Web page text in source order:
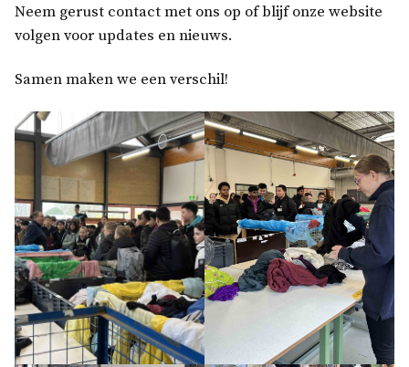
Neem gerust contact met ons op of blijf onze website
volgen voor updates en nieuws.
Samen maken we een verschil!